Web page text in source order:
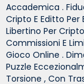
Accademica .
Cripto E Editto Per
Libertino Per
Commissioni E
Gioco Online .
Puzzle
Torsione , Con